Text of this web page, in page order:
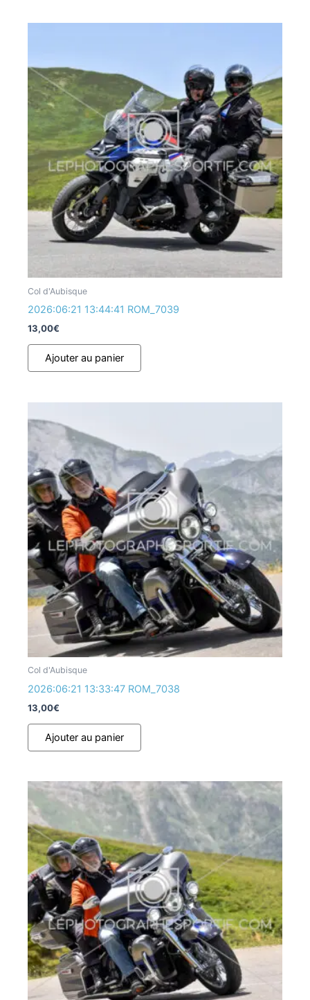
Col d'Aubisque
2026:06:21 13:44:41 ROM_7039
13,00€
Ajouter au panier
Col d'Aubisque
2026:06:21 13:33:47 ROM_7038
13,00€
Ajouter au panier